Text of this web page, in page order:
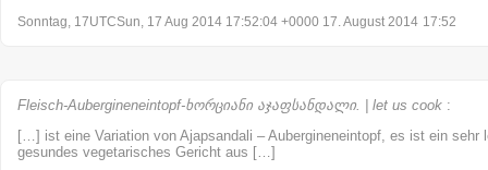
Sonntag, 17UTCSun, 17 Aug 2014 17:52:04 +0000 17. August 2014 17:52
Fleisch-Aubergineneintopf-ხორციანი აჯაფსანდალი. | let us cook :
[…] ist eine Variation von Ajapsandali – Aubergineneintopf, es ist ein sehr
gesundes vegetarisches Gericht aus […]